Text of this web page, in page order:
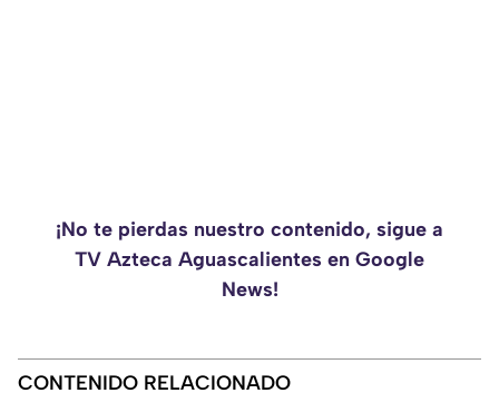
¡No te pierdas nuestro contenido, sigue a
TV Azteca Aguascalientes en Google
News!
CONTENIDO RELACIONADO